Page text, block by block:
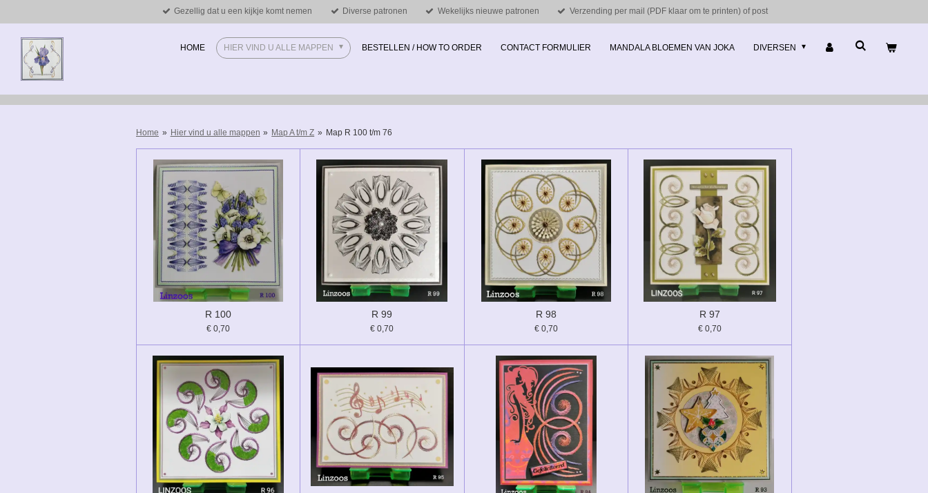
naar
hoofdinhoud
Gezellig dat u een kijkje komt nemen Diverse patronen Wekelijks nieuwe patronen Verzending per mail (PDF klaar om te printen) of post
HOME HIER VIND U ALLE MAPPEN BESTELLEN / HOW TO ORDER CONTACT FORMULIER MANDALA BLOEMEN VAN JOKA DIVERSEN
Home » Hier vind u alle mappen » Map A t/m Z » Map R 100 t/m 76
R 100
€ 0,70
R 99
€ 0,70
R 98
€ 0,70
R 97
€ 0,70